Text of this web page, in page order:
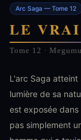
Arc Saga — Tome 12
LE VRAI
Tome 12 ·
L'arc Saga
lumière de sa
est exposée
pas simplement